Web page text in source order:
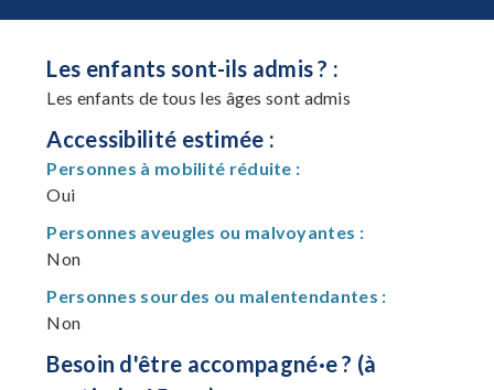
Les enfants sont-ils admis ? :
Les enfants de tous les âges sont admis
Accessibilité estimée :
Personnes à mobilité réduite :
Oui
Personnes aveugles ou malvoyantes :
Non
Personnes sourdes ou malentendantes :
Non
Besoin d'être accompagné·e ? (à